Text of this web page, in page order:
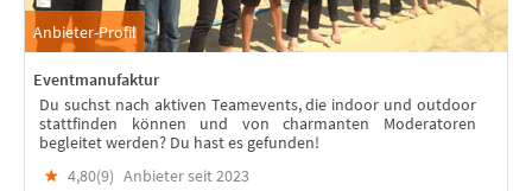
Anbieter-Profil
Eventmanufaktur
Du suchst nach aktiven Teamevents, die indoor und outdoor
stattfinden können und von charmanten Moderatoren
begleitet werden? Du hast es gefunden!
★ 4,80(9) Anbieter seit 2023